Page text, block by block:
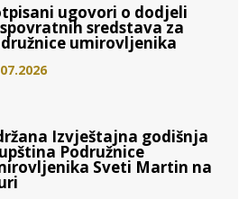
ugovori o dodjeli
sredstava za
umirovljenika
Izvještajna godišnja
Podružnice
Sveti Martin na